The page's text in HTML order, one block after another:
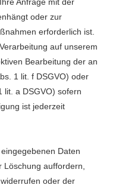
oder zur
erforderlich ist.
auf unserem
Bearbeitung der an
1 lit. f DSGVO) oder
lit. a DSGVO) sofern
ist jederzeit
Daten
auffordern,
oder der